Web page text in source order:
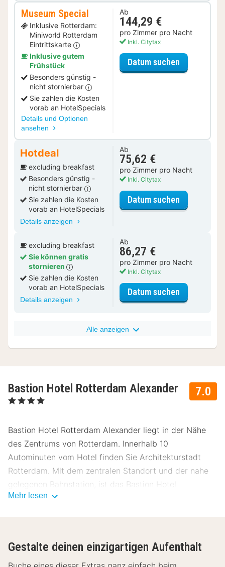
Museum Special
Inklusive Rotterdam:
Miniworld Rotterdam
Eintrittskarte
Inklusive gutem
Frühstück
Besonders günstig -
nicht stornierbar
Sie zahlen die Kosten
vorab an HotelSpecials
Details und Optionen
ansehen
Ab
144,29 €
pro Zimmer pro Nacht
Inkl. Citytax
Datum suchen
Hotdeal
excluding breakfast
Besonders günstig -
nicht stornierbar
Sie zahlen die Kosten
vorab an HotelSpecials
Details anzeigen
Ab
75,62 €
pro Zimmer pro Nacht
Inkl. Citytax
Datum suchen
excluding breakfast
Sie können gratis
stornieren
Sie zahlen die Kosten
vorab an HotelSpecials
Details anzeigen
Ab
86,27 €
pro Zimmer pro Nacht
Inkl. Citytax
Datum suchen
Alle anzeigen
7.0
Bastion Hotel Rotterdam Alexander
, 4 Sterne
Bastion Hotel Rotterdam Alexander liegt in der Nähe
des Zentrums von Rotterdam. Innerhalb 10
Autominuten vom Hotel finden Sie Architekturstadt
Rotterdam. Mit dem zentralen Standort und der nahe
gelegenen Bahnstation, ist das Bastion Hotel
Rotterdam Alexander eine ausgezeichnete Basis für
Die 105 komfortablen Deluxe Zimmer sind mit einem
TV, ein Telefon, einer Minibar und einem Kaffee- und
Mehr lesen
Gestalte deinen einzigartigen Aufenthalt